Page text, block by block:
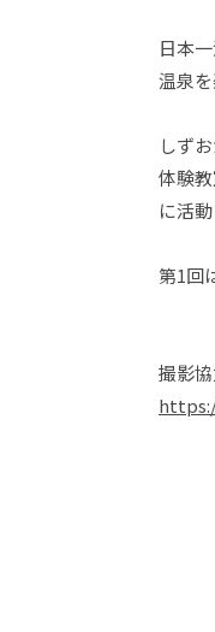
日本
温泉
しず
体験
に活
第1回
撮影